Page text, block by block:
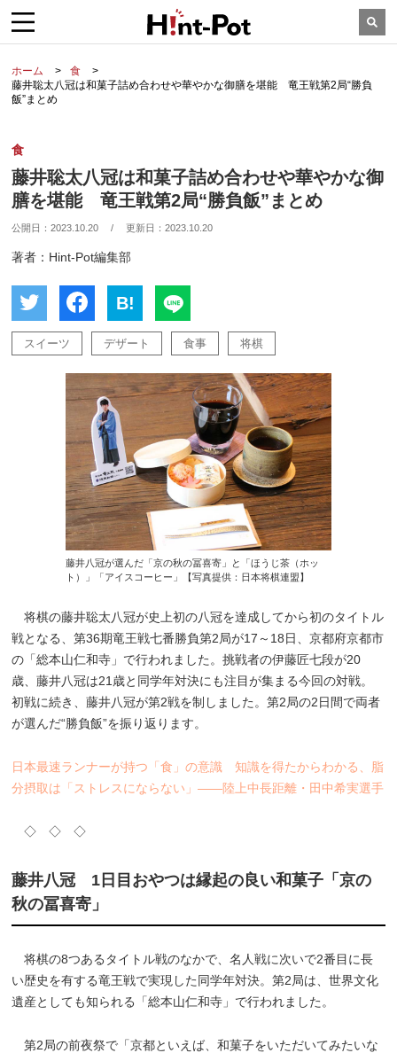
ホーム
食
藤井聡太八冠は和菓子詰め合わせや華やかな御膳を堪能 竜王戦第2局“勝負
飯”まとめ
食
藤井聡太八冠は和菓子詰め合わせや華やかな御
膳を堪能 竜王戦第2局“勝負飯”まとめ
公開日：2023.10.20 / 更新日：2023.10.20
著者：Hint-Pot編集部
B!
スイーツ デザート 食事 将棋
藤井八冠が選んだ「京の秋の冨喜寄」と「ほうじ茶（ホッ
ト）」「アイスコーヒー」【写真提供：日本将棋連盟】
将棋の藤井聡太八冠が史上初の八冠を達成してから初のタイトル
戦となる、第36期竜王戦七番勝負第2局が17～18日、京都府京都市
の「総本山仁和寺」で行われました。挑戦者の伊藤匠七段が20
歳、藤井八冠は21歳と同学年対決にも注目が集まる今回の対戦。
初戦に続き、藤井八冠が第2戦を制しました。第2局の2日間で両者
が選んだ“勝負飯”を振り返ります。
日本最速ランナーが持つ「食」の意識 知識を得たからわかる、脂
分摂取は「ストレスにならない」――陸上中長距離・田中希実選手
◇ ◇ ◇
藤井八冠 1日目おやつは縁起の良い和菓子「京の
秋の冨喜寄」
将棋の8つあるタイトル戦のなかで、名人戦に次いで2番目に長
い歴史を有する竜王戦で実現した同学年対決。第2局は、世界文化
遺産としても知られる「総本山仁和寺」で行われました。
第2局の前夜祭で「京都といえば、和菓子をいただいてみたいな